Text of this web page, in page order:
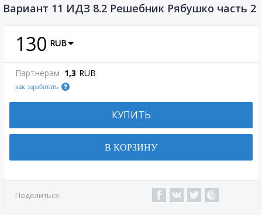
Вариант 11 ИДЗ 8.2 Решебник Рябушко часть 2
130 RUB
Партнерам 1,3 RUB
как заработать
КУПИТЬ
В КОРЗИНУ
Поделиться